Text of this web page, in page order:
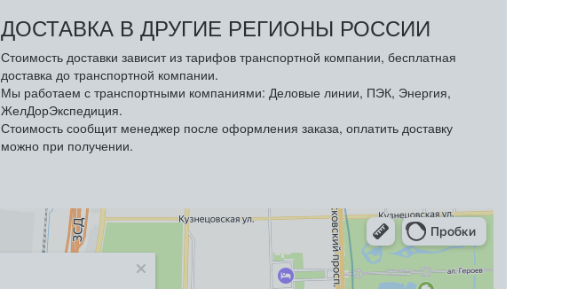
ДОСТАВКА В ДРУГИЕ РЕГИОНЫ РОССИИ
Стоимость доставки зависит из тарифов транспортной компании, бесплатная
доставка до транспортной компании.
Мы работаем с транспортными компаниями: Деловые линии, ПЭК, Энергия,
ЖелДорЭкспедиция.
Стоимость сообщит менеджер после оформления заказа, оплатить доставку
можно при получении.